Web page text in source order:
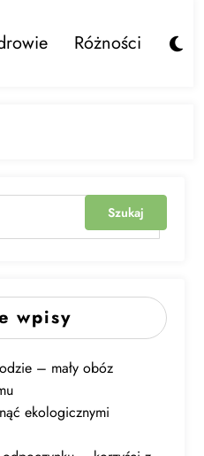
Różności
wpisy
– mały obóz
ekologicznymi